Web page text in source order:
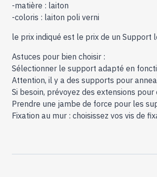
-matière : laiton
-coloris : laiton poli verni
le prix indiqué est le prix de un Support
Astuces pour bien choisir :
Sélectionner le support adapté en
Attention, il y a des supports pour
Si besoin, prévoyez des extensions
Prendre une jambe de force pour les
Fixation au mur : choisissez vos vis de